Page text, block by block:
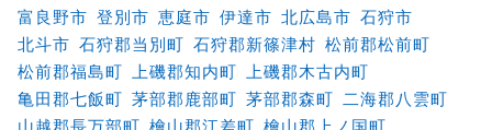
富良野市 登別市 恵庭市 伊達市 北広島市 石狩市
北斗市 石狩郡当別町 石狩郡新篠津村 松前郡松前町
松前郡福島町
上磯郡知内町
上磯郡木古内町
亀田郡七飯町 茅部郡鹿部町 茅部郡森町
二海郡八雲町
山越郡長万部町 檜山郡江差町 檜山郡上ノ国町